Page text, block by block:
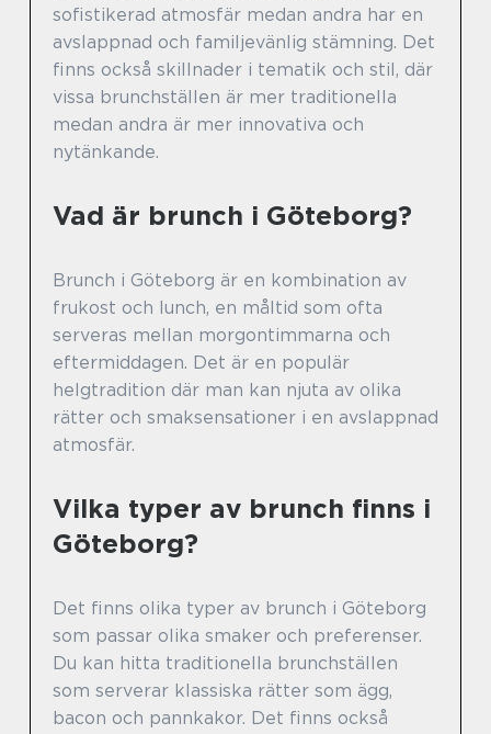
sofistikerad atmosfär medan andra har en
avslappnad och familjevänlig stämning. Det
finns också skillnader i tematik och stil, där
vissa brunchställen är mer traditionella
medan andra är mer innovativa och
nytänkande.
Vad är brunch i Göteborg?
Brunch i Göteborg är en kombination av
frukost och lunch, en måltid som ofta
serveras mellan morgontimmarna och
eftermiddagen. Det är en populär
helgtradition där man kan njuta av olika
rätter och smaksensationer i en avslappnad
atmosfär.
Vilka typer av brunch finns i
Göteborg?
Det finns olika typer av brunch i Göteborg
som passar olika smaker och preferenser.
Du kan hitta traditionella brunchställen
som serverar klassiska rätter som ägg,
bacon och pannkakor. Det finns också